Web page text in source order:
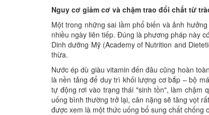
Nguy cơ giảm cơ và chậm trao đổi chất từ
Một trong những sai lầm phổ biến và ảnh
nhiều ngày liên tiếp. Đúng là phương pháp này
Dinh dưỡng Mỹ (Academy of Nutrition and
thừa.
Nước ép dù giàu vitamin đến đâu cũng hoàn
là nền tảng để duy trì khối lượng cơ bắp – bộ
tự động rơi vào trạng thái "sinh tồn", làm chậm
uống bình thường trở lại, cân nặng sẽ tăng vọt
được xem là một thức uống bổ sung chất chống